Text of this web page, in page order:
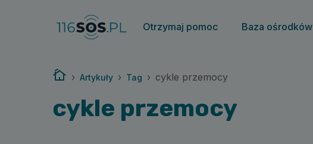
Otrzymaj pomoc Baza ośrodków
Strona główna
› Artykuły › Tag › cykle przemocy
cykle przemocy